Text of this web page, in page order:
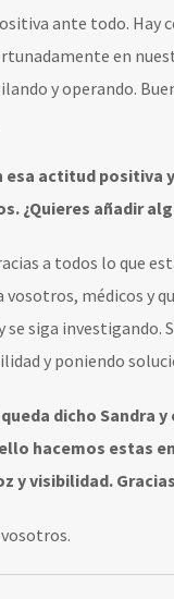
ante todo. Hay
en
y operando.
esa actitud positiva
¿Quieres añadir
a todos lo que
vosotros, médicos y
se siga investigando.
y poniendo
dicho Sandra
hacemos estas
y visibilidad.